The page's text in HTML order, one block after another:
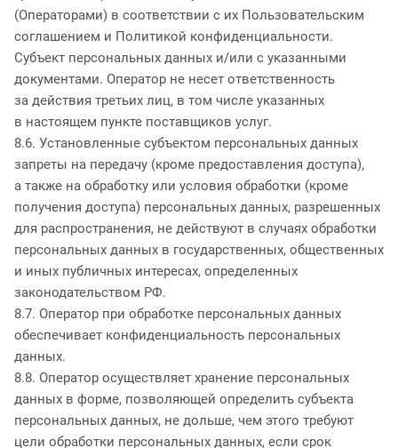
(Операторами) в соответствии с их Пользовательским
соглашением и Политикой конфиденциальности.
Субъект персональных данных и/или с указанными
документами. Оператор не несет ответственность
за действия третьих лиц, в том числе указанных
в настоящем пункте поставщиков услуг.
8.6. Установленные субъектом персональных данных
запреты на передачу (кроме предоставления доступа),
а также на обработку или условия обработки (кроме
получения доступа) персональных данных, разрешенных
для распространения, не действуют в случаях обработки
персональных данных в государственных, общественных
и иных публичных интересах, определенных
законодательством РФ.
8.7. Оператор при обработке персональных данных
обеспечивает конфиденциальность персональных
данных.
8.8. Оператор осуществляет хранение персональных
данных в форме, позволяющей определить субъекта
персональных данных, не дольше, чем этого требуют
цели обработки персональных данных, если срок